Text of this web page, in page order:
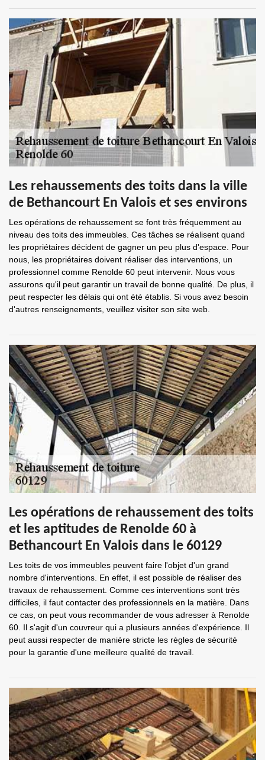
Les rehaussements des toits dans la ville
de Bethancourt En Valois et ses environs
Les opérations de rehaussement se font très fréquemment au
niveau des toits des immeubles. Ces tâches se réalisent quand
les propriétaires décident de gagner un peu plus d'espace. Pour
nous, les propriétaires doivent réaliser des interventions, un
professionnel comme Renolde 60 peut intervenir. Nous vous
assurons qu'il peut garantir un travail de bonne qualité. De plus, il
peut respecter les délais qui ont été établis. Si vous avez besoin
d'autres renseignements, veuillez visiter son site web.
Les opérations de rehaussement des toits
et les aptitudes de Renolde 60 à
Bethancourt En Valois dans le 60129
Les toits de vos immeubles peuvent faire l'objet d'un grand
nombre d'interventions. En effet, il est possible de réaliser des
travaux de rehaussement. Comme ces interventions sont très
difficiles, il faut contacter des professionnels en la matière. Dans
ce cas, on peut vous recommander de vous adresser à Renolde
60. Il s'agit d'un couvreur qui a plusieurs années d'expérience. Il
peut aussi respecter de manière stricte les règles de sécurité
pour la garantie d'une meilleure qualité de travail.